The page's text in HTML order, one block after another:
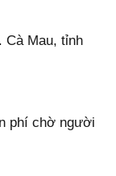
Cà Mau, tỉnh
phí chờ người